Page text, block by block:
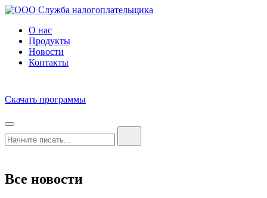
О нас
Продукты
Новости
Контакты
Скачать программы
Все новости